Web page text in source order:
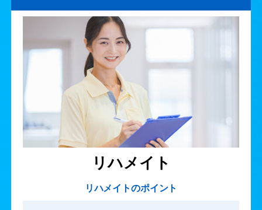
リハメイト
リハメイトのポイント